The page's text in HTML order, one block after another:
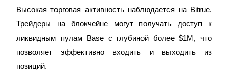
Анализ больших данных, включая торговую информацию
Высокая торговая активность наблюдается на Bitrue.
Трейдеры на блокчейне могут получать доступ к
ликвидным пулам Base с глубиной более $1M, что
позволяет эффективно входить и выходить из
позиций.